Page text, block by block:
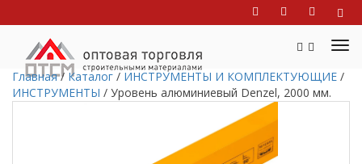
Главная /Каталог / ИНСТРУМЕНТЫ И КОМПЛЕКТУЮЩИЕ /
ИНСТРУМЕНТЫ / Уровень алюминиевый Denzel, 2000 мм.